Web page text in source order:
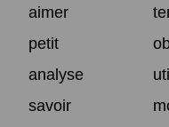
aimer
petit
analyse
savoir